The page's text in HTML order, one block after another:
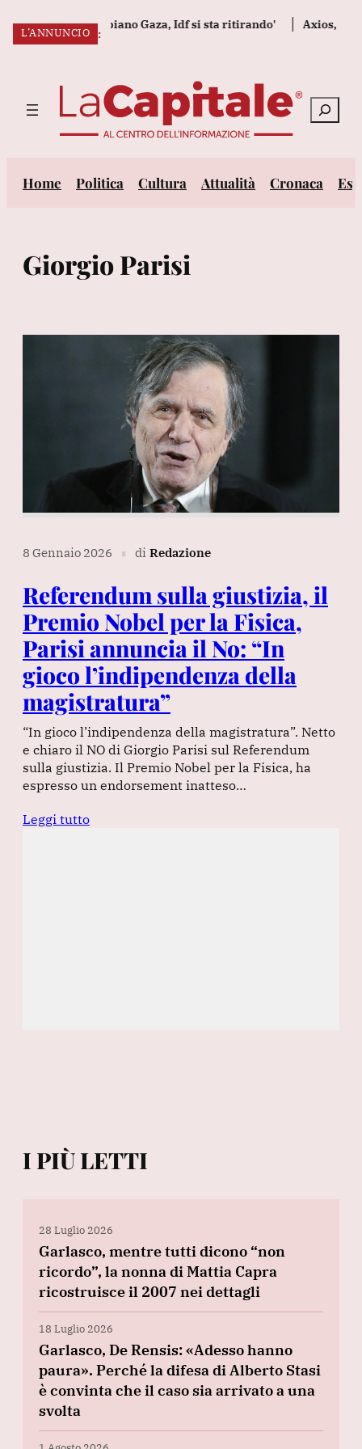
ULTIM’ORA:
una chance a piano Gaza, Idf si sta ritirando' Axios,
Cerca
Home Politica Cultura Attualità Cronaca
Giorgio Parisi
L’ANNUNCIO
8 Gennaio 2026 ∎ di Redazione
Referendum sulla giustizia, il
Premio Nobel per la Fisica,
Parisi annuncia il No: “In
gioco l’indipendenza della
magistratura”
“In gioco l’indipendenza della magistratura”. Netto
e chiaro il NO di Giorgio Parisi sul Referendum
sulla giustizia. Il Premio Nobel per la Fisica, ha
espresso un endorsement inatteso…
Leggi tutto
I PIÙ LETTI
28 Luglio 2026
Garlasco, mentre tutti dicono “non
ricordo”, la nonna di Mattia Capra
ricostruisce il 2007 nei dettagli
18 Luglio 2026
Garlasco, De Rensis: «Adesso hanno
paura». Perché la difesa di Alberto Stasi
è convinta che il caso sia arrivato a una
svolta